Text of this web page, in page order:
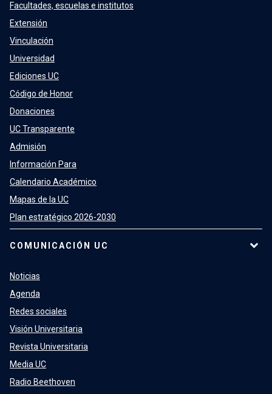
Facultades, escuelas e institutos
Extensión
Vinculación
Universidad
Ediciones UC
Código de Honor
Donaciones
UC Transparente
Admisión
Información Para
Calendario Académico
Mapas de la UC
Plan estratégico 2026-2030
COMUNICACIÓN UC
Noticias
Agenda
Redes sociales
Visión Universitaria
Revista Universitaria
Media UC
Radio Beethoven